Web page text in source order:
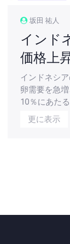
坂田 祐人
インド
価格上
食い込
インドネシ
卵需要を急
10％にあた
世界の卵価
いる。
更に表示